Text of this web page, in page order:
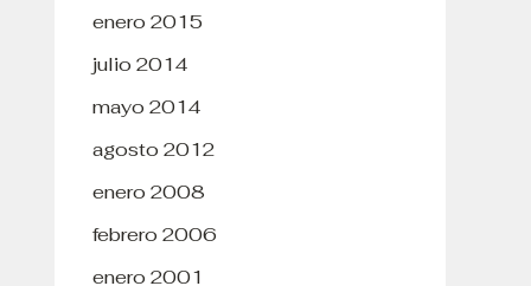
enero 2015
julio 2014
mayo 2014
agosto 2012
enero 2008
febrero 2006
enero 2001